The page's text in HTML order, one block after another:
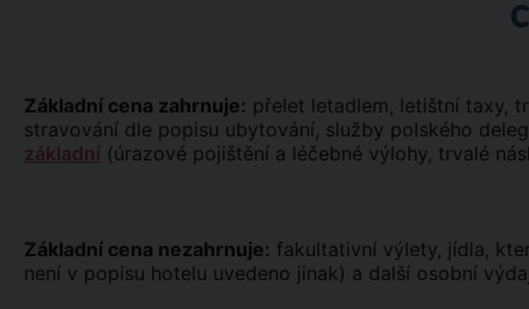
Základní cena zahrnuje: přelet letadlem, letištní taxy,
stravování dle popisu ubytování, služby polského
základní (úrazové pojištění a léčebné výlohy, trvalé
Základní cena nezahrnuje: fakultativní výlety, jídla,
není v popisu hotelu uvedeno jinak) a další osobní